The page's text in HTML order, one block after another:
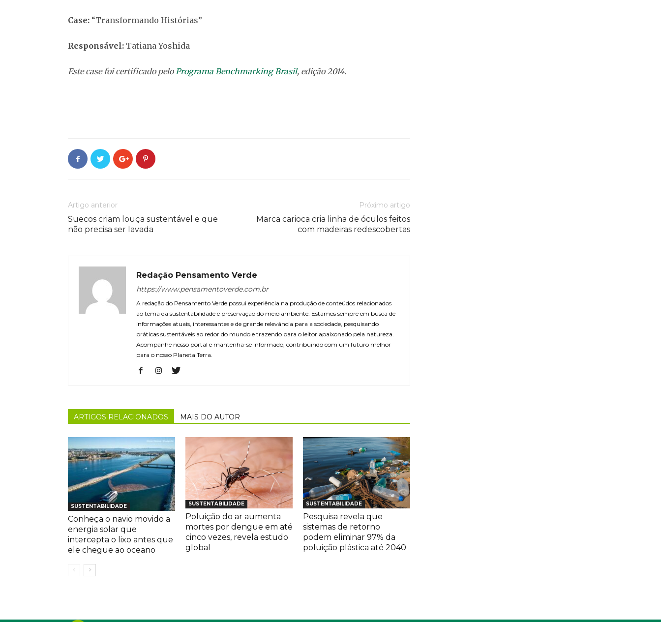
Case: “Transformando Histórias”
Responsável: Tatiana Yoshida
Este case foi certificado peloPrograma Benchmarking Brasil, edição 2014.
Artigo anterior
Suecos criam louça sustentável e que
não precisa ser lavada
Próximo artigo
Marca carioca cria linha de óculos feitos
com madeiras redescobertas
Redação Pensamento Verde
https://www.pensamentoverde.com.br
A redação do Pensamento Verde possui experiência na produção de conteúdos relacionados
ao tema da sustentabilidade e preservação do meio ambiente. Estamos sempre em busca de
informações atuais, interessantes e de grande relevância para a sociedade, pesquisando
práticas sustentáveis ao redor do mundo e trazendo para o leitor apaixonado pela natureza.
Acompanhe nosso portal e mantenha-se informado, contribuindo com um futuro melhor
para o nosso Planeta Terra.
ARTIGOS RELACIONADOS MAIS DO AUTOR
SUSTENTABILIDADE
Conheça o navio movido a
energia solar que
intercepta o lixo antes que
ele chegue ao oceano
SUSTENTABILIDADE
Poluição do ar aumenta
mortes por dengue em até
cinco vezes, revela estudo
global
SUSTENTABILIDADE
Pesquisa revela que
sistemas de retorno
podem eliminar 97% da
poluição plástica até 2040